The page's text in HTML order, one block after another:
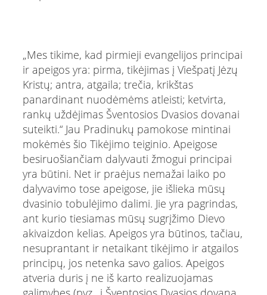
„Mes tikime, kad pirmieji evangelijos principai
ir apeigos yra: pirma, tikėjimas į Viešpatį Jėzų
Kristų; antra, atgaila; trečia, krikštas
panardinant nuodėmėms atleisti; ketvirta,
rankų uždėjimas Šventosios Dvasios dovanai
suteikti.“ Jau Pradinukų pamokose mintinai
mokėmės šio Tikėjimo teiginio. Apeigose
besiruošiančiam dalyvauti žmogui principai
yra būtini. Net ir praėjus nemažai laiko po
dalyvavimo tose apeigose, jie išlieka mūsų
dvasinio tobulėjimo dalimi. Jie yra pagrindas,
ant kurio tiesiamas mūsų sugrįžimo Dievo
akivaizdon kelias. Apeigos yra būtinos, tačiau,
nesuprantant ir netaikant tikėjimo ir atgailos
principų, jos netenka savo galios. Apeigos
atveria duris į ne iš karto realizuojamas